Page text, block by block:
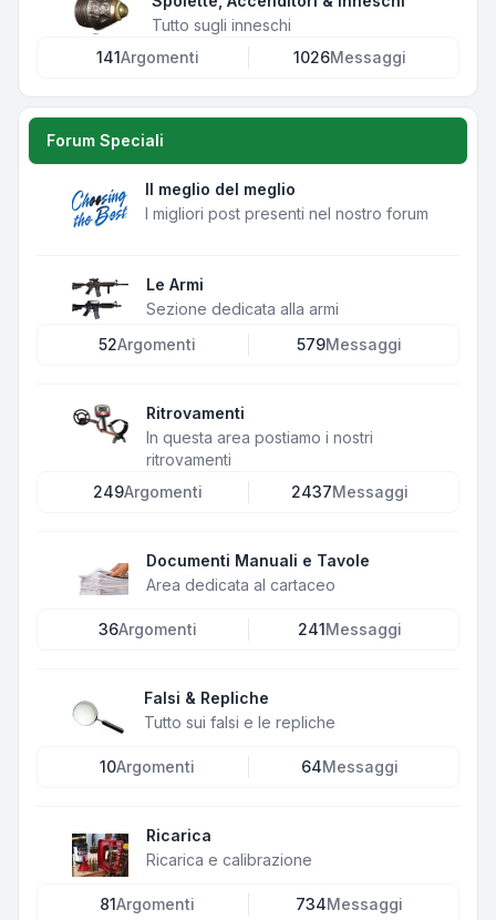
Tutto sugli inneschi
141Argomenti 1026Messaggi
Forum Speciali
Il meglio del meglio
I migliori post presenti nel nostro forum
Le Armi
Sezione dedicata alla armi
52Argomenti 579Messaggi
Ritrovamenti
In questa area postiamo i nostri
ritrovamenti
249Argomenti 2437Messaggi
Documenti Manuali e Tavole
Area dedicata al cartaceo
36Argomenti 241 Messaggi
Falsi & Repliche
Tutto sui falsi e le repliche
10Argomenti 64Messaggi
Ricarica
Ricarica e calibrazione
81Argomenti 734Messaggi